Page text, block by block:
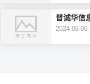
普诚华信
2024-06-06